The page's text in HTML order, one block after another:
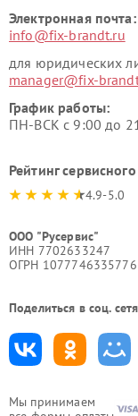
Мы принимаем
Электронная почта:
info@fix-brandt.ru
для юридических
manager@fix-
График работы:
ПН-ВСК с 9:00 до
Рейтинг
4.9-5.0
ООО "Русервис"
ИНН 7702633247
ОГРН 1077746335776
Поделиться в соц.